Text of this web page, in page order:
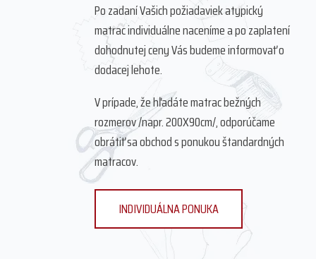
Po zadaní Vašich požiadaviek atypický
matrac individuálne naceníme a po zaplatení
dohodnutej ceny Vás budeme informovať o
dodacej lehote.
V prípade, že hľadáte matrac bežných
rozmerov /napr. 200X90cm/, odporúčame
obrátiť sa obchod s ponukou štandardných
matracov.
INDIVIDUÁLNA PONUKA